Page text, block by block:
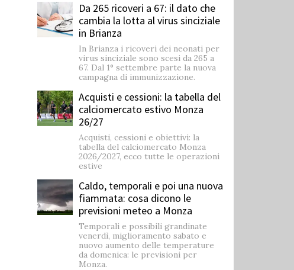
Da 265 ricoveri a 67: il dato che
cambia la lotta al virus sinciziale
in Brianza
In Brianza i ricoveri dei neonati per
virus sinciziale sono scesi da 265 a
67. Dal 1° settembre parte la nuova
campagna di immunizzazione.
Acquisti e cessioni: la tabella del
calciomercato estivo Monza
26/27
Acquisti, cessioni e obiettivi: la
tabella del calciomercato Monza
2026/2027, ecco tutte le operazioni
estive
Caldo, temporali e poi una nuova
fiammata: cosa dicono le
previsioni meteo a Monza
Temporali e possibili grandinate
venerdì, miglioramento sabato e
nuovo aumento delle temperature
da domenica: le previsioni per
Monza.